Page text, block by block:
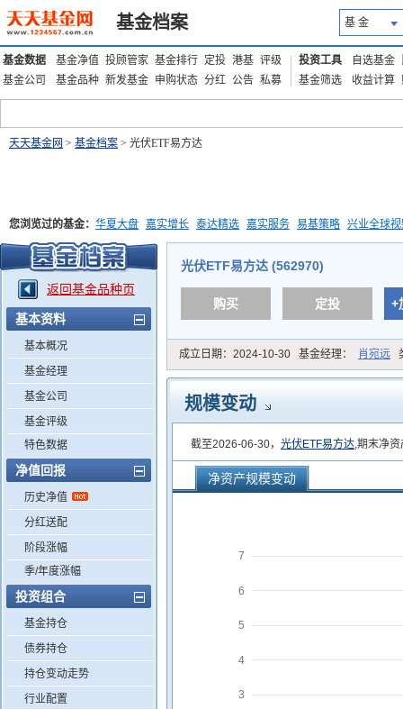
基金档案 基 金
基金数据 基金净值 投顾管家 基金排行 定投 港基 评级
基金公司
基金品种 新发基金 申购状态 分红 公告 私募
投资工具 自选基金
基金筛选
收益计算
天天基金网 > 基金档案 > 光伏ETF易方达
您浏览过的基金： 华夏大盘 嘉实增长 泰达精选 嘉实服务 易基策略 兴业全球
添富优势 华安宏利 上证180价值ETF
返回基金品种页
基本资料
基本概况
基金经理
基金公司
基金评级
特色数据
净值回报
历史净值
分红送配
阶段涨幅
季/年度涨幅
投资组合
基金持仓
债券持仓
持仓变动走势
行业配置
光伏ETF易方达 (562970)
购买 定投 +
成立日期： 2024-10-30 基金经理： 肖宛远
规模变动
截至2026-06-30， 光伏ETF易方达,期末净
净资产规模变动
3
4
5
6
7